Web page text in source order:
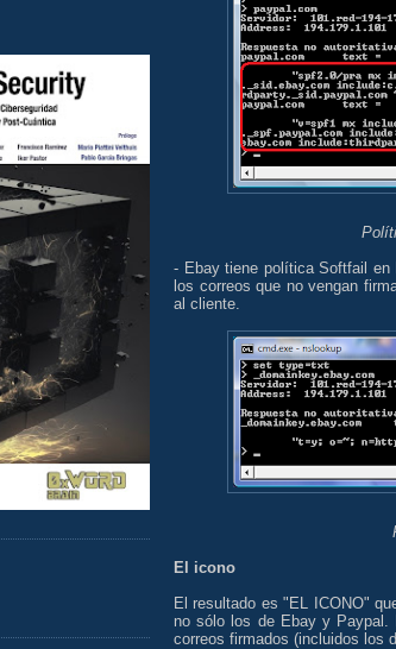
- Ebay tiene política Softfail
los correos que no vengan
al cliente.
El icono
El resultado es "EL ICONO"
no sólo los de Ebay y Paypal.
correos firmados (incluidos los